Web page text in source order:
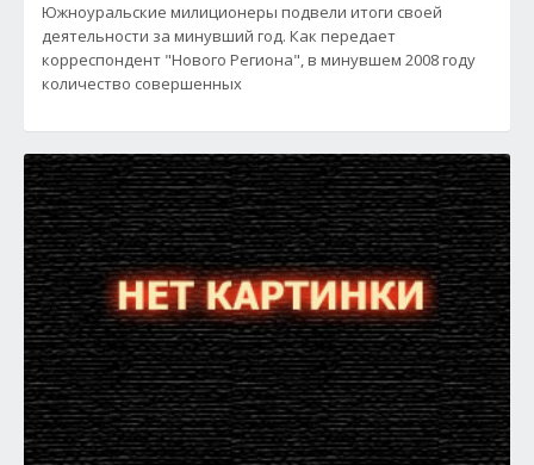
Южноуральские милиционеры подвели итоги своей
деятельности за минувший год. Как передает
корреспондент "Нового Региона", в минувшем 2008 году
количество совершенных